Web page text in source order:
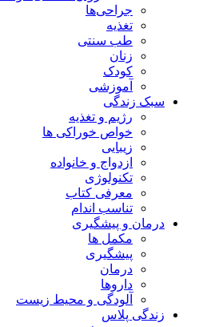
جراحی‌ها
تغذیه
طب سنتی
زنان
کودک
آموزشی
سبک زندگی
رژیم و تغذیه
خواص خوراکی ها
زیبایی
ازدواج و خانواده
تکنولوژی
معرفی کتاب
تناسب اندام
درمان و پیشگیری
مکمل ها
پیشگیری
درمان
داروها
آلودگی و محیط زیست
زندگی پلاس